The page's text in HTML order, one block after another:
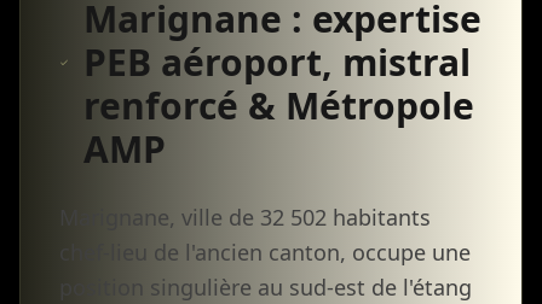
Marignane : expertise
PEB aéroport, mistral
renforcé & Métropole
AMP
Marignane, ville de 32 502 habitants
chef-lieu de l'ancien canton, occupe une
position singulière au sud-est de l'étang